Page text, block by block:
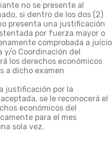
no se presente al
si dentro de los dos (2)
presenta una justificación
por fuerza mayor o
comprobada a juicio
y/o Coordinación del
los derechos económicos
a dicho examen
justificación por la
se le reconocerá el
económicos del
para el mes
sola vez.